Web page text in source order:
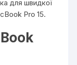
для швидкої
Pro 15.